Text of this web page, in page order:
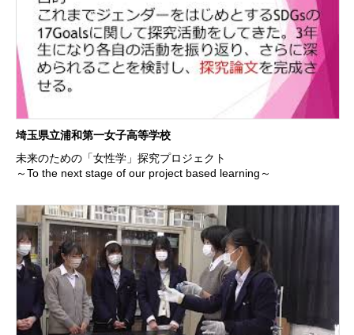
埼玉県立浦和第一女子高等学校
未来のための「女性学」探究プロジェクト
～To the next stage of our project based learning～